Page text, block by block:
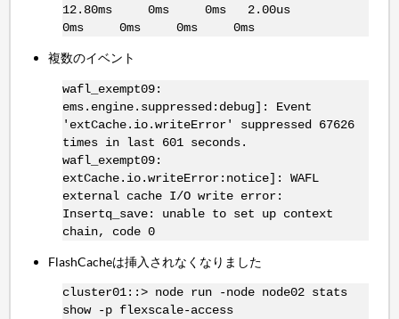
12.80ms 0ms 0ms 2.00us
0ms 0ms 0ms 0ms
複数のイベント
wafl_exempt09:
ems.engine.suppressed:debug]: Event
'extCache.io.writeError' suppressed 67626
times in last 601 seconds.
wafl_exempt09:
extCache.io.writeError:notice]: WAFL
external cache I/O write error:
Insertq_save: unable to set up context
chain, code 0
FlashCacheは挿入されなくなりました
cluster01::> node run -node node02 stats
show -p flexscale-access